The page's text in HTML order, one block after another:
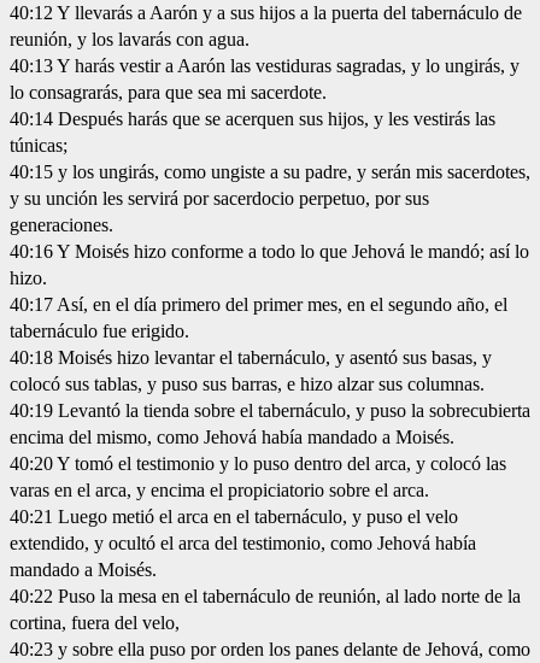
40:12 Y llevarás a Aarón y a sus hijos a la puerta del tabernáculo de
reunión, y los lavarás con agua.
40:13 Y harás vestir a Aarón las vestiduras sagradas, y lo ungirás, y
lo consagrarás, para que sea mi sacerdote.
40:14 Después harás que se acerquen sus hijos, y les vestirás las
túnicas;
40:15 y los ungirás, como ungiste a su padre, y serán mis sacerdotes,
y su unción les servirá por sacerdocio perpetuo, por sus
generaciones.
40:16 Y Moisés hizo conforme a todo lo que Jehová le mandó; así lo
hizo.
40:17 Así, en el día primero del primer mes, en el segundo año, el
tabernáculo fue erigido.
40:18 Moisés hizo levantar el tabernáculo, y asentó sus basas, y
colocó sus tablas, y puso sus barras, e hizo alzar sus columnas.
40:19 Levantó la tienda sobre el tabernáculo, y puso la sobrecubierta
encima del mismo, como Jehová había mandado a Moisés.
40:20 Y tomó el testimonio y lo puso dentro del arca, y colocó las
varas en el arca, y encima el propiciatorio sobre el arca.
40:21 Luego metió el arca en el tabernáculo, y puso el velo
extendido, y ocultó el arca del testimonio, como Jehová había
mandado a Moisés.
40:22 Puso la mesa en el tabernáculo de reunión, al lado norte de la
cortina, fuera del velo,
40:23 y sobre ella puso por orden los panes delante de Jehová, como